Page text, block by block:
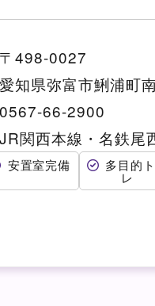
〒498-0027
愛知県弥富市鯏浦町
0567-66-2900
JR関西本線・名鉄尾
安置室完備 多目的
レ